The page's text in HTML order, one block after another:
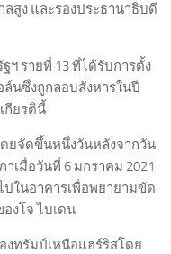
สูง และรองประธานาธิบดี
ฯ รายที่ 13 ที่ได้รับการตั้ง
นซึ่งถูกลอบสังหารในปี
กียรตินี้
ยจัดขึ้นหนึ่งวันหลังจากวัน
เมื่อวันที่ 6 มกราคม 2021
ในอาคารเพื่อพยายามขัด
งโจ ไบเดน
งทรัมป์เหนือแฮร์ริสโดย